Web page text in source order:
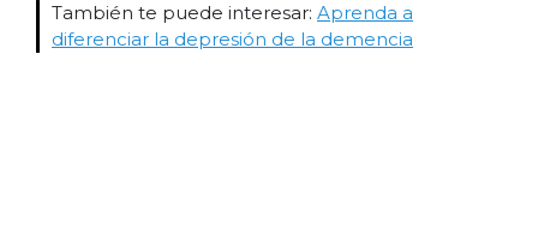
También te puede interesar: Aprenda a
diferenciar la depresión de la demencia